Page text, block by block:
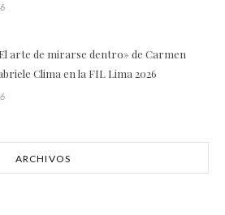
arte de mirarse dentro» de Carmen
Clima en la FIL Lima 2026
ARCHIVOS